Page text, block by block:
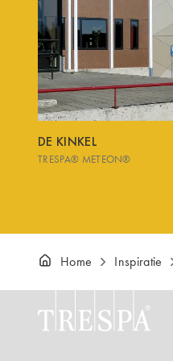
DE KINKEL
TRESPA® METEON®
Home Inspiratie